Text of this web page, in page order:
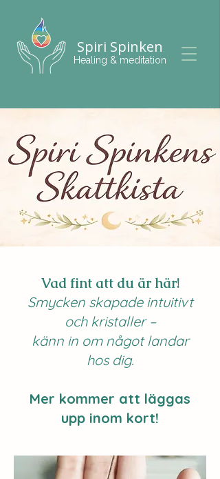
Spiri Spinken
Healing & meditation
Vad fint att du är här!
Smycken skapade intuitivt
och kristaller –
känn in om något landar
hos dig.
Mer kommer att läggas
upp inom kort!